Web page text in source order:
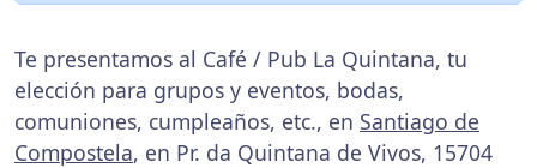
Te presentamos al Café / Pub La Quintana, tu
elección para grupos y eventos, bodas,
comuniones, cumpleaños, etc., en Santiago de
Compostela, en Pr. da Quintana de Vivos, 15704